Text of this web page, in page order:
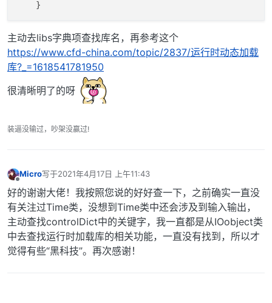
主动去libs字典项查找库名，再参考这个
https://www.cfd-china.com/topic/2837/运行时动态加载
库?_=1618541781950
很清晰明了的呀
装逼没输过，吵架没赢过!
Micro写于2021年4月17日 上午11:43
最后由 编辑
好的谢谢大佬！我按照您说的好好查一下，之前确实一直没
有关注过Time类，没想到Time类中还会涉及到输入输出，
主动查找controlDict中的关键字，我一直都是从IOobject类
中去查找运行时加载库的相关功能，一直没有找到，所以才
觉得有些“黑科技”。再次感谢！